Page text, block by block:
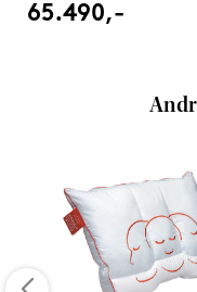
65.490,-